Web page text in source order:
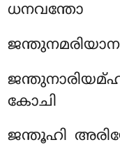
ധനവന്തോ
കോചി
ജന്തൂഹി